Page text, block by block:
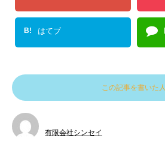
B! はてブ
この記事を書いた人
有限会社シンセイ